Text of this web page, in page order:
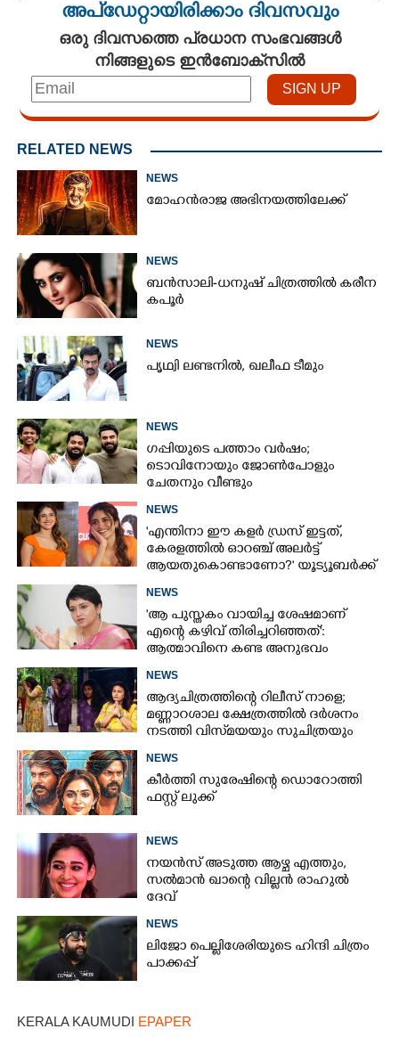
അപ്ഡേറ്റായിരിക്കാം ദിവസവും
ഒരു ദിവസത്തെ പ്രധാന സംഭവങ്ങൾ
നിങ്ങളുടെ ഇൻബോക്സിൽ
RELATED NEWS
NEWS
മോഹൻരാജ അഭിനയത്തിലേക്ക്
NEWS
ബൻസാലി-ധനുഷ് ചിത്രത്തിൽ കരീന
കപൂർ
NEWS
പൃഥ്വി ലണ്ടനിൽ, ഖലീഫ ടീമും
NEWS
ഗപ്പിയുടെ പത്താം വർഷം;​
ടൊവിനോയും ജോൺപോളും
ചേതനും വീണ്ടും
NEWS
'എന്തിനാ ഈ കളർ ഡ്രസ് ഇട്ടത്,
കേരളത്തിൽ ഓറഞ്ച് അല‌ർട്ട്
ആയതുകൊണ്ടാണോ?' യൂട്യൂബർക്ക്
NEWS
'ആ പുസ്തകം വായിച്ച ശേഷമാണ്
എന്റെ കഴിവ് തിരിച്ചറിഞ്ഞത്':
ആത്മാവിനെ കണ്ട അനുഭവം
NEWS
ആദ്യചിത്രത്തിന്റെ റിലീസ് നാളെ;
മണ്ണാറശാല ക്ഷേത്രത്തിൽ ദർശനം
നടത്തി വിസ്‌മയയും സുചിത്രയും
NEWS
കീർത്തി സുരേഷിന്റെ ഡൊറോത്തി
ഫസ്റ്റ് ലുക്ക്
NEWS
നയൻസ് അടുത്ത ആഴ്ച എത്തും,
സൽമാൻ ഖാന്റെ വില്ലൻ രാഹുൽ
ദേവ്
NEWS
ലിജോ പെല്ലിശേരിയുടെ ഹിന്ദി ചിത്രം
പാക്കപ്പ്
KERALA KAUMUDI EPAPER